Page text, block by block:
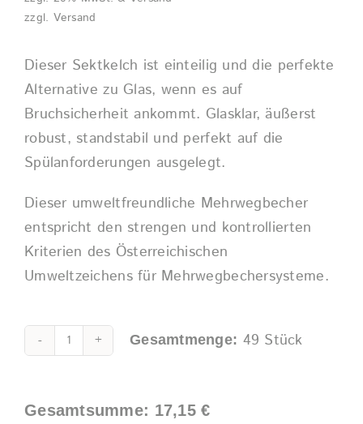
zzgl. Versand
Dieser Sektkelch ist einteilig und die perfekte
Alternative zu Glas, wenn es auf
Bruchsicherheit ankommt. Glasklar, äußerst
robust, standstabil und perfekt auf die
Spülanforderungen ausgelegt.
Dieser umweltfreundliche Mehrwegbecher
entspricht den strengen und kontrollierten
Kriterien des Österreichischen
Umweltzeichens für Mehrwegbechersysteme.
Gesamtsumme: 17,15€
Sektkelch
PC
Gesamtmenge: 49 Stück